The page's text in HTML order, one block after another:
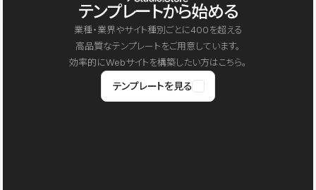
テンプレートから始める
業種・業界やサイト種別ごとに400を超える
高品質なテンプレートをご用意しています。
効率的にWebサイトを構築したい方はこちら。
テンプレートを見る